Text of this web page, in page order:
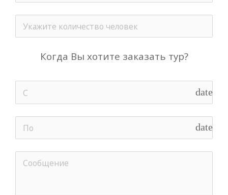
Когда Вы хотите заказать тур?